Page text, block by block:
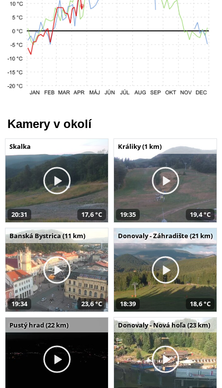
Kamery v okolí
Skalka
20:31 17,6 °C
Králiky (1 km)
19:35 19,4 °C
Banská Bystrica (11 km)
19:34 23,6 °C
Donovaly - Záhradište (21 km)
18:39 18,6 °C
Pustý hrad (22 km) Donovaly - Nová hoľa (23 km)